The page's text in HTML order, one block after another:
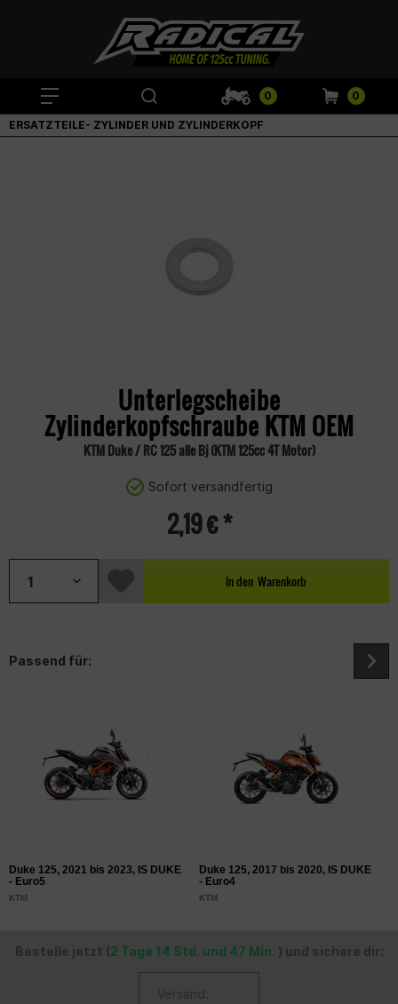
0 0
ERSATZTEILE- ZYLINDER UND ZYLINDERKOPF
Unterlegscheibe
Zylinderkopfschraube KTM OEM
KTM Duke / RC 125 alle Bj (KTM 125cc 4T Motor)
Sofort versandfertig
2,19 € *
In den Warenkorb
Passend für:
Duke 125, 2021 bis 2023, IS DUKE
- Euro5
KTM
Duke 125, 2017 bis 2020, IS DUKE
- Euro4
KTM
Bestelle jetzt ( 2 Tage 14 Std. und 47 Min. ) und sichere dir:
Versand: